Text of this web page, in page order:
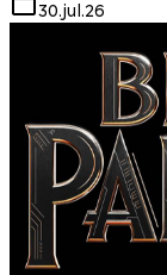
30.jul.26